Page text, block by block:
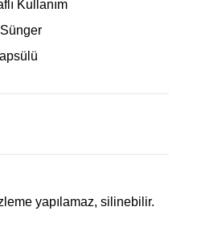
Kullanım
yapılamaz, silinebilir.